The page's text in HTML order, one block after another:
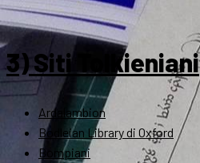
3) Siti Tolkieniani
Ardalambion
Bodleian Library di Oxford
Bompiani